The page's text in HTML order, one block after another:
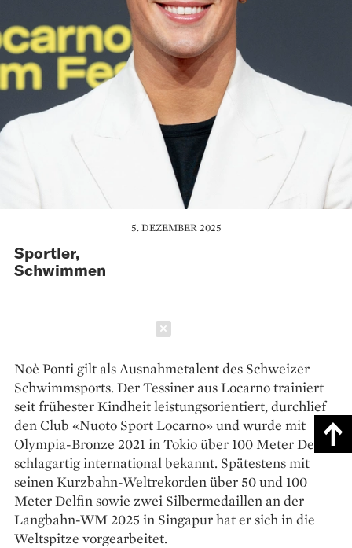
5. DEZEMBER 2025
Sportler,
Schwimmen
Noè Ponti gilt als Ausnahmetalent des Schweizer
Schwimmsports. Der Tessiner aus Locarno trainiert
seit frühester Kindheit leistungsorientiert, durchlief
den Club «Nuoto Sport Locarno» und wurde mit
Olympia-Bronze 2021 in Tokio über 100 Meter Delfin
schlagartig international bekannt. Spätestens mit
seinen Kurzbahn-Weltrekorden über 50 und 100
Meter Delfin sowie zwei Silbermedaillen an der
Langbahn-WM 2025 in Singapur hat er sich in die
Weltspitze vorgearbeitet.